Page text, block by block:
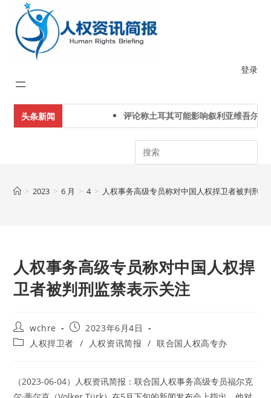
content
登录
头条新闻 评论称土耳其可能影响叙利亚维吾尔人
Search
> 2023 > 6 月 > 4 > 人权事务高级专员称对中国人权捍卫者被判刑监
人权事务高级专员称对中国人权捍
卫者被判刑监禁表示关注
Post
author:
wchre
Post
published:
2023年6月4日
Post 人权捍卫者 / 人权资讯简报 / 联合国人权高专办
（2023-06-04）人权资讯简报：联合国人权事务高级专员福尔克